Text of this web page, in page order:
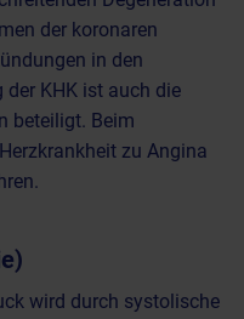
der koronaren
in den
KHK ist auch die
beteiligt. Beim
zu Angina
wird durch systolische